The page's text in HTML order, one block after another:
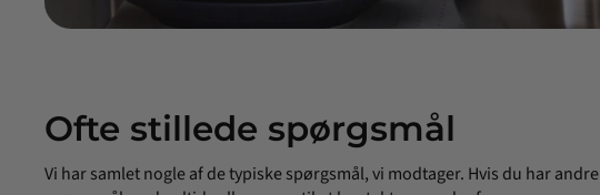
Ofte stillede spørgsmål
Vi har samlet nogle af de typiske spørgsmål, vi modtager. Hvis du har andre